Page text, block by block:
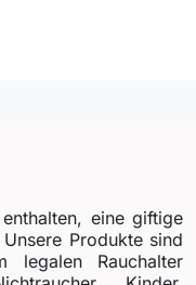
eine giftige
Produkte sind
legalen Rauchalter